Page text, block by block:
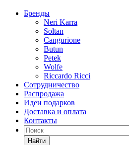
Бренды
Neri Karra
Soltan
Cangurione
Butun
Petek
Wolfe
Riccardo Ricci
Сотрудничество
Распродажа
Идеи подарков
Доставка и оплата
Контакты
Найти